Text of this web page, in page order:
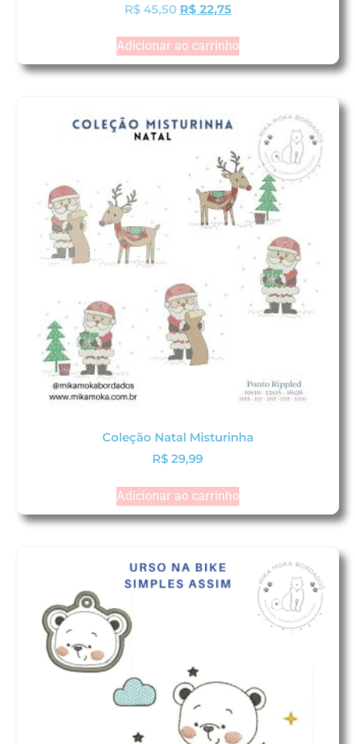
R$45,50 R$ 22,75
Adicionar ao carrinho
Coleção Natal Misturinha
R$ 29,99
Adicionar ao carrinho